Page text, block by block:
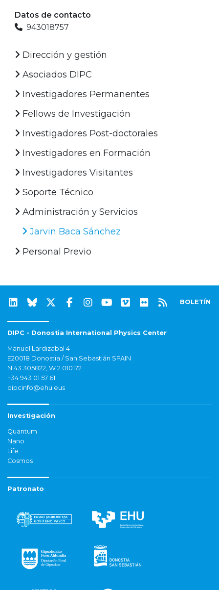
Datos de contacto
943018757
Dirección y gestión
Asociados DIPC
Investigadores Permanentes
Fellows de Investigación
Investigadores Post-doctorales
Investigadores en Formación
Investigadores Visitantes
Soporte Técnico
Administración y Servicios
Jarvin Baca Sánchez
Personal Previo
BOLETÍN
DIPC - Donostia International Physics Center
Manuel Lardizabal 4
E20018 Donostia / San Sebastián SPAIN
N 43.305822, W 2.010172
+34 943 01 57 61
dipcinfo@ehu.eus
Investigación
Quantum
Nano
Life
Cosmos
Patronato